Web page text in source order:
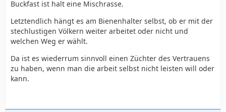
Buckfast ist halt eine Mischrasse.
Letztendlich hängt es am Bienenhalter selbst, ob er mit der
stechlustigen Völkern weiter arbeitet oder nicht und
welchen Weg er wählt.
Da ist es wiederrum sinnvoll einen Züchter des Vertrauens
zu haben, wenn man die arbeit selbst nicht leisten will oder
kann.